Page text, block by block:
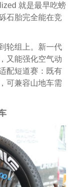
就是最早吃螃
石胎完全能在竞
轮组上。新一代
又能强化空气动
配短道赛：既有
可兼容山地车需